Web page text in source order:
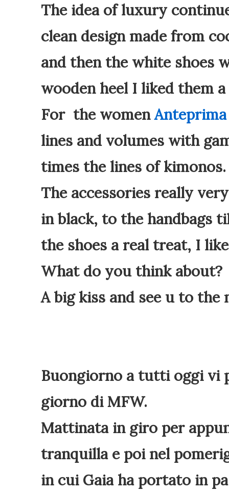
The idea of ​​luxury
clean design made ​​from
and then the white shoes
wooden heel I liked them
For the womenAnteprima
lines and volumes with
times the lines of
The accessories really
in black, to the handbags
the shoes a real treat, I
What do you think about?
A big kiss and see u to the
Buongiorno a tutti oggi vi
giorno di MFW.
Mattinata in giro per
tranquilla e poi nel
in cui Gaia ha portato in